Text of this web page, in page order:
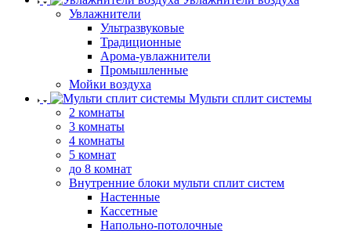
Увлажнители
Ультразвуковые
Традиционные
Арома-увлажнители
Промышленные
Мойки воздуха
Мульти сплит системы
2 комнаты
3 комнаты
4 комнаты
5 комнат
до 8 комнат
Внутренние блоки мульти сплит систем
Настенные
Кассетные
Напольно-потолочные